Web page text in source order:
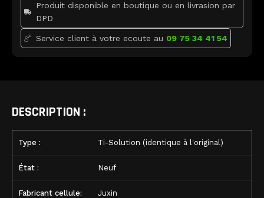
Produit disponible en boutique ou en livrasion par
DPD
Service client à votre ecoute au 09 75 34 41 54
DESCRIPTION :
Type : Ti-Solution (identique à l'original)
État : Neuf
Fabricant cellule: Juxin